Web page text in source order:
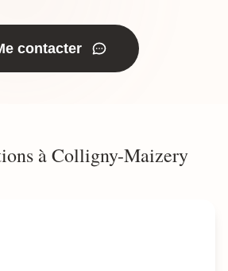
contacter
à Colligny-Maizery